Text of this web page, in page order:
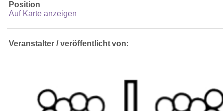
Position
Auf Karte anzeigen
Veranstalter / veröffentlicht von: